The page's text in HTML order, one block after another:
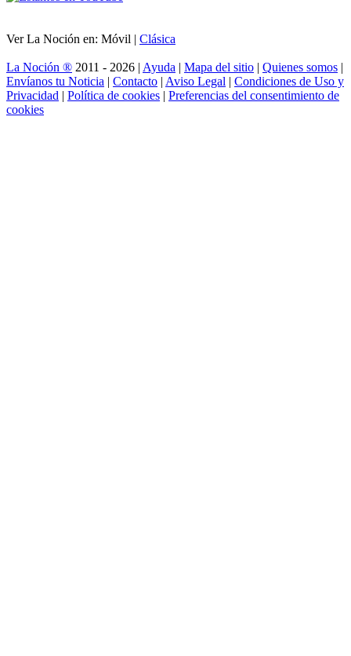
Ver La Noción en: Móvil | Clásica
La Noción ® 2011 - 2026 | Ayuda | Mapa del sitio | Quienes somos |
Envíanos tu Noticia | Contacto | Aviso Legal | Condiciones de Uso y
Privacidad | Política de cookies | Preferencias del consentimiento de
cookies